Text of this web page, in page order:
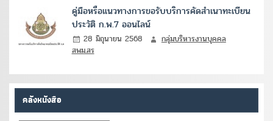
คู่มือหรือแนวทางการขอรับบริการคัดสำเนาทะเบียน
ประวัติ ก.พ.7 ออนไลน์
28 มิถุนายน 2568
กลุ่มบริหารงานบุคคล
สพม.สร
คลังหนังสือ